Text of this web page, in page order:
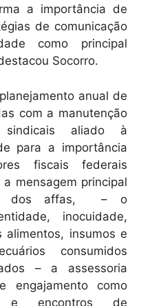
a importância de
de comunicação
como principal
Socorro.
anual de
com a manutenção
aliado à
para a importância
fiscais federais
mensagem principal
dos affas, – o
inocuidade,
alimentos, insumos e
consumidos
– a assessoria
engajamento como
e encontros de